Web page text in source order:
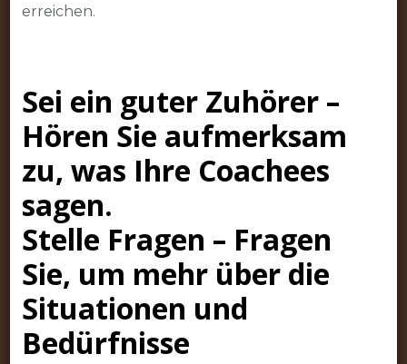
erreichen.
Sei ein guter Zuhörer –
Hören Sie aufmerksam
zu, was Ihre Coachees
sagen.
Stelle Fragen – Fragen
Sie, um mehr über die
Situationen und
Bedürfnisse